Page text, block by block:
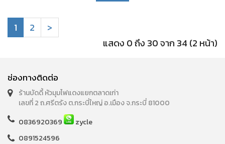
1 2
>
แสดง 0 ถึง 30 จาก 34 (2 หน้า)
ช่องทางติดต่อ
ร้านบัดดี้ หัวมุมไฟแดงแยกตลาดเก่า
เลขที่ 2 ถ.ศรีตรัง ต.กระบี่ใหญ่ อ.เมือง จ.กระบี่ 81000
0836920369
zycle
0891524596